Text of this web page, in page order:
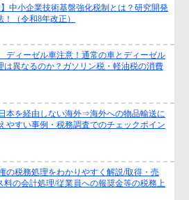
中小企業技術基盤強化税制とは？研究開発
（令和8年改正）
ィーゼル車注意！通常の車とディーゼル
は異なるのか？ガソリン税・軽油税の消費
を経由しない海外⇒海外への物品輸送に
やすい事例・税務調査でのチェックポイン
税務処理をわかりやすく解説/取得・売
料の会計処理/従業員への報奨金等の税務上